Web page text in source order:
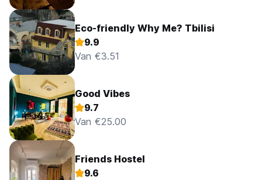
Eco-friendly Why Me? Tbilisi
9.9
Van €3.51
Good Vibes
9.7
Van €25.00
Friends Hostel
9.6